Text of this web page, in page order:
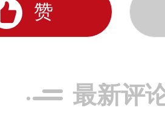
赞
最新评